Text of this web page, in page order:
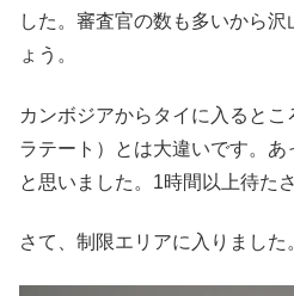
した。審査官の数も多いから
ょう。
カンボジアからタイに入ると
ラテート）とは大違いです。
と思いました。1時間以上待た
さて、制限エリアに入りました